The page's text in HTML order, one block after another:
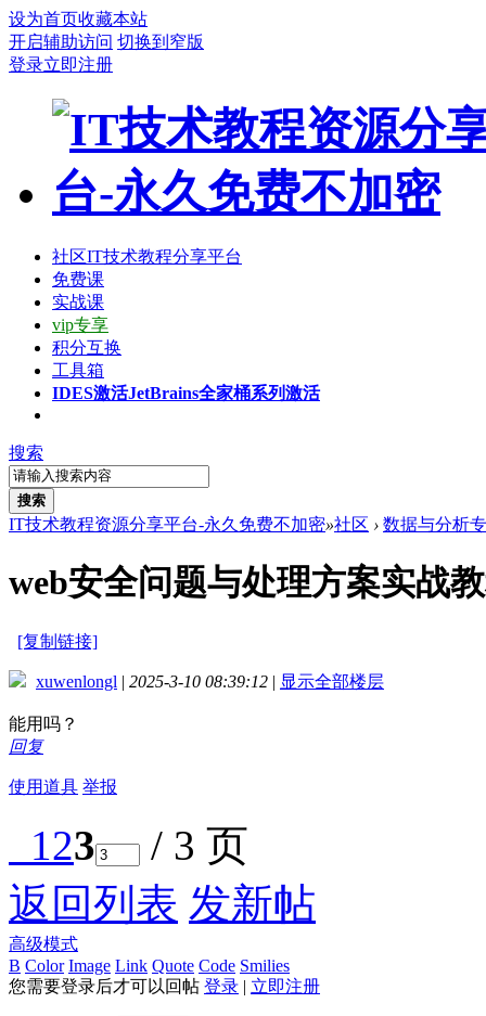
设为首页收藏本站
开启辅助访问 切换到窄版
登录立即注册
社区IT技术教程分享平台
免费课
实战课
vip专享
积分互换
工具箱
IDES激活JetBrains全家桶系列激活
搜索
搜索
IT技术教程资源分享平台-永久免费不加密»社区 › 数据与分析
web安全问题与处理方案实战
[复制链接]
xuwenlongl | 2025-3-10 08:39:12 | 显示全部楼层
能用吗？
回复
使用道具 举报
123
/ 3 页
返回列表 发新帖
高级模式
B Color Image Link Quote Code Smilies
您需要登录后才可以回帖 登录 | 立即注册